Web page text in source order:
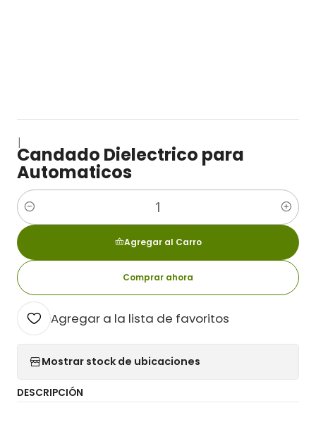
|
Candado Dielectrico para
Automaticos
Cantidad
Agregar al Carro
Comprar ahora
Agregar a la lista de favoritos
Mostrar stock de ubicaciones
DESCRIPCIÓN